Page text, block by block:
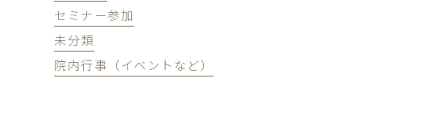
セミナー参加
未分類
院内行事（イベントなど）